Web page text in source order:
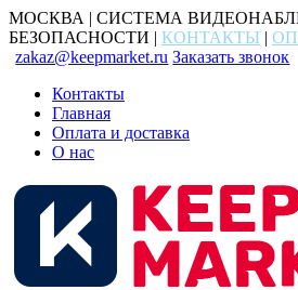
МОСКВА | СИСТЕМА
БЕЗОПАСНОСТИ | КОНТАКТЫ |
zakaz@keepmarket.ru Заказать звонок
Контакты
Главная
Оплата и доставка
О нас